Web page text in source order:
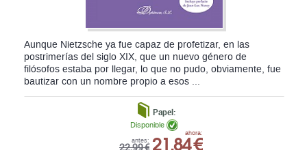
postrimerías del siglo XIX, que un nuevo género de
filósofos estaba por llegar, lo que no pudo, obviamente, fue
bautizar con un nombre propio a esos ...
22,99 € 21,84 €
Disponible